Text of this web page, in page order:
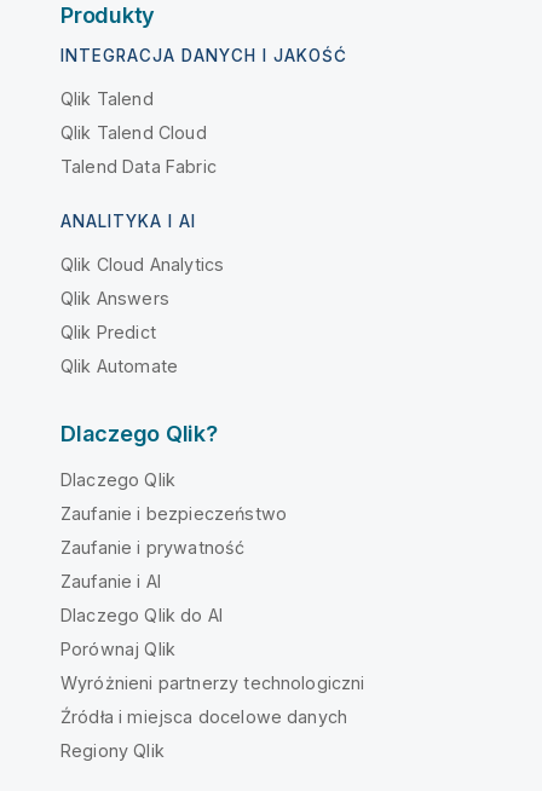
Produkty
INTEGRACJA DANYCH I JAKOŚĆ
Qlik Talend
Qlik Talend Cloud
Talend Data Fabric
ANALITYKA I AI
Qlik Cloud Analytics
Qlik Answers
Qlik Predict
Qlik Automate
Dlaczego Qlik?
Dlaczego Qlik
Zaufanie i bezpieczeństwo
Zaufanie i prywatność
Zaufanie i AI
Dlaczego Qlik do AI
Porównaj Qlik
Wyróżnieni partnerzy technologiczni
Źródła i miejsca docelowe danych
Regiony Qlik